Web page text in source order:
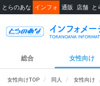
とらのあな インフォ 通販 店舗 と
総合 女性向け
女性向けTOP 同人 女性向け